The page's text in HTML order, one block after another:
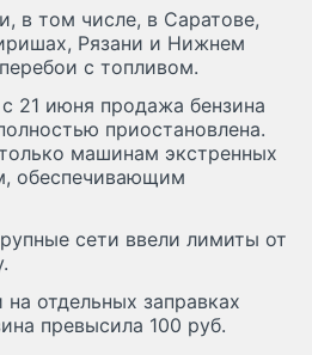
в том числе, в Саратове,
Рязани и Нижнем
с топливом.
21 июня продажа бензина
приостановлена.
машинам экстренных
обеспечивающим
сети ввели лимиты от
отдельных заправках
превысила 100 руб.